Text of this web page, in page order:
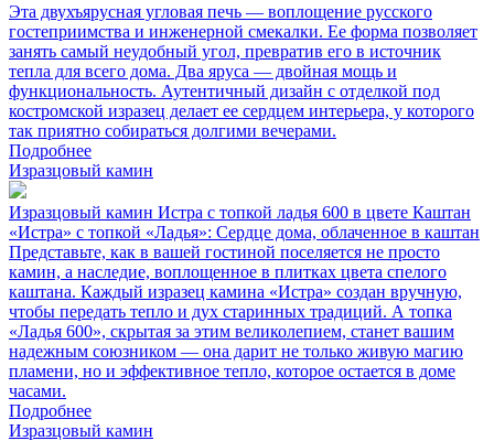
Эта двухъярусная угловая печь — воплощение русского
гостеприимства и инженерной смекалки. Ее форма позволяет
занять самый неудобный угол, превратив его в источник
тепла для всего дома. Два яруса — двойная мощь и
функциональность. Аутентичный дизайн с отделкой под
костромской изразец делает ее сердцем интерьера, у которого
так приятно собираться долгими вечерами.
Подробнее
Изразцовый камин
Изразцовый камин Истра с топкой ладья 600 в цвете Каштан
«Истра» с топкой «Ладья»: Сердце дома, облаченное в каштан
Представьте, как в вашей гостиной поселяется не просто
камин, а наследие, воплощенное в плитках цвета спелого
каштана. Каждый изразец камина «Истра» создан вручную,
чтобы передать тепло и дух старинных традиций. А топка
«Ладья 600», скрытая за этим великолепием, станет вашим
надежным союзником — она дарит не только живую магию
пламени, но и эффективное тепло, которое остается в доме
часами.
Подробнее
Изразцовый камин